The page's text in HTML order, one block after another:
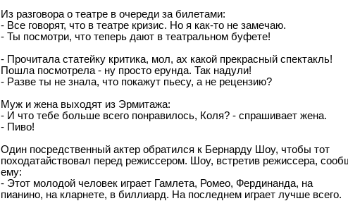
Из разговора о театре в очереди за билетами:
- Все говорят, что в театре кризис. Но я как-то не замечаю.
- Ты посмотри, что теперь дают в театральном буфете!
- Прочитала статейку критика, мол, ах какой прекрасный спектакль!
Пошла посмотрела - ну просто ерунда. Так надули!
- Разве ты не знала, что покажут пьесу, а не рецензию?
Муж и жена выходят из Эрмитажа:
- И что тебе больше всего понравилось, Коля? - спрашивает жена.
- Пиво!
Один посредственный актер обратился к Бернарду Шоу, чтобы тот
походатайствовал перед режиссером. Шоу, встретив режиссера,
ему:
- Этот молодой человек играет Гамлета, Ромео, Фердинанда, на
пианино, на кларнете, в биллиард. На последнем играет лучше всего.